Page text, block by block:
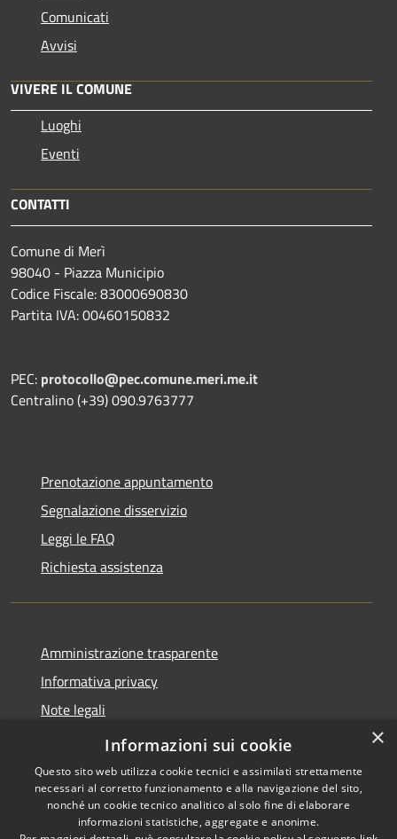
Comunicati
Avvisi
VIVERE IL COMUNE
Luoghi
Eventi
CONTATTI
Comune di Merì
98040 - Piazza Municipio
Codice Fiscale: 83000690830
Partita IVA: 00460150832
PEC: protocollo@pec.comune.meri.me.it
Centralino (+39) 090.9763777
Prenotazione appuntamento
Segnalazione disservizio
Leggi le FAQ
Richiesta assistenza
Amministrazione trasparente
Informativa privacy
Note legali
Dichiarazione di accessibilità
Copyright © 2026 • Comune di
×
Informazioni sui cookie
Questo sito web utilizza cookie tecnici e assimilati strettamente
necessari al corretto funzionamento e alla navigazione del sito,
nonché un cookie tecnico analitico al solo fine di elaborare
informazioni statistiche, aggregate e anonime.